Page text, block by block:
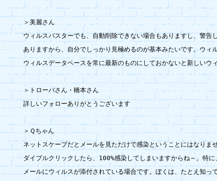
＞美麗さん
ウィルスバスターでも、自動削除できない場合もありますし、警告
ありますから、自分でしっかり見極めるのが基本みたいです。ウィ
ウィルスデータベースを常に最新のものにしておかないと新しいウ
＞トローバさん・橋本さん
詳しいフォローありがとうございます
＞Ｑちゃん
ネットスケープだとメールを見ただけで感染ということにはなりま
ダイブルクリックしたら、100%感染してしまいますからね～。特
メールにウィルスが添付されている場合です。ぼくは、たとえ知っ